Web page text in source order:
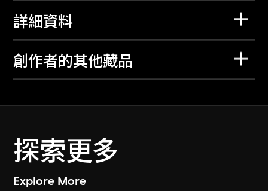
詳細資料
創作者的其他藏品
探索更多
Explore More